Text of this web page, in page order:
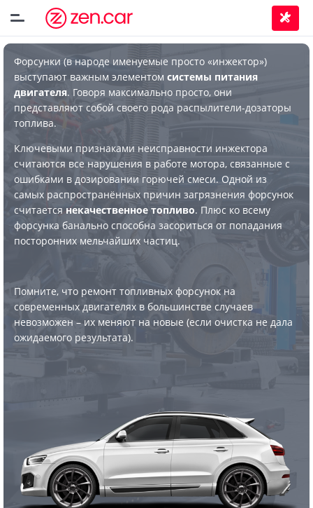
Форсунки (в народе именуемые просто «инжектор»)
выступают важным элементом системы питания
двигателя. Говоря максимально просто, они
представляют собой своего рода распылители-дозаторы
топлива.
Ключевыми признаками неисправности инжектора
считаются все нарушения в работе мотора, связанные с
ошибками в дозировании горючей смеси. Одной из
самых распространённых причин загрязнения форсунок
считается некачественное топливо. Плюс ко всему
форсунка банально способна засориться от попадания
посторонних мельчайших частиц.
Помните, что ремонт топливных форсунок на
современных двигателях в большинстве случаев
невозможен – их меняют на новые (если очистка не дала
ожидаемого результата).